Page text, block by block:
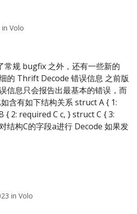
Volo
常规 bugfix 之外，还有一些新的
的 Thrift Decode 错误信息 之前版
信息只会报告出最基本的错误，而
含有如下结构关系 struct A { 1:
2: required C c, } struct C { 3:
结构C的字段a进行 Decode 如果发
in Volo